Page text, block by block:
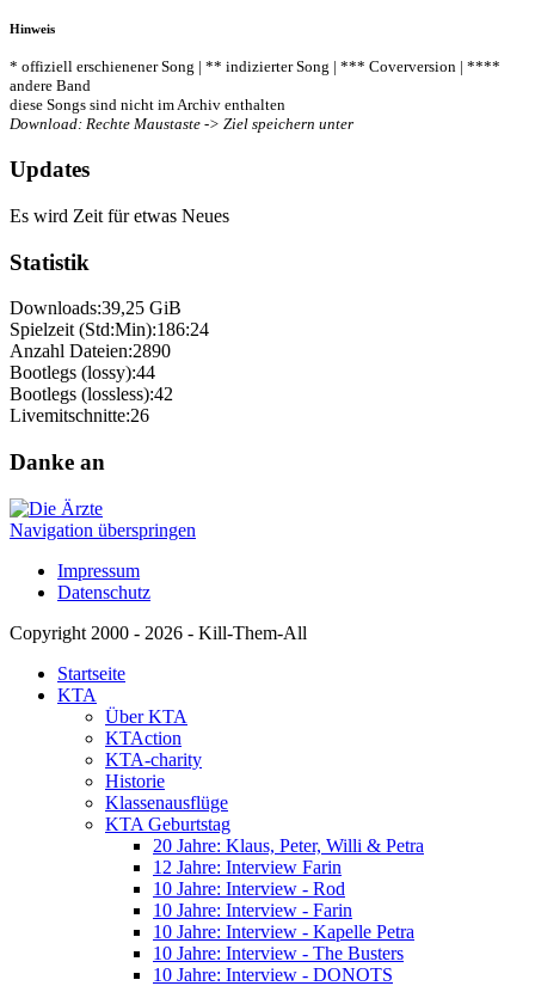
Hinweis
* offiziell erschienener Song | ** indizierter Song | *** Coverversion | ****
andere Band
diese Songs sind nicht im Archiv enthalten
Download: Rechte Maustaste -> Ziel speichern unter
Updates
Es wird Zeit für etwas Neues
Statistik
Downloads:39,25 GiB
Spielzeit (Std:Min):186:24
Anzahl Dateien:2890
Bootlegs (lossy):44
Bootlegs (lossless):42
Livemitschnitte:26
Danke an
Navigation überspringen
Impressum
Datenschutz
Copyright 2000 - 2026 - Kill-Them-All
Startseite
KTA
Über KTA
KTAction
KTA-charity
Historie
Klassenausflüge
KTA Geburtstag
20 Jahre: Klaus, Peter, Willi & Petra
12 Jahre: Interview Farin
10 Jahre: Interview - Rod
10 Jahre: Interview - Farin
10 Jahre: Interview - Kapelle Petra
10 Jahre: Interview - The Busters
10 Jahre: Interview - DONOTS